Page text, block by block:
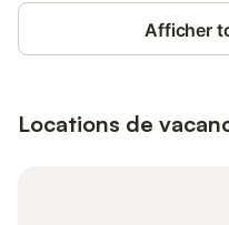
Afficher
Locations de